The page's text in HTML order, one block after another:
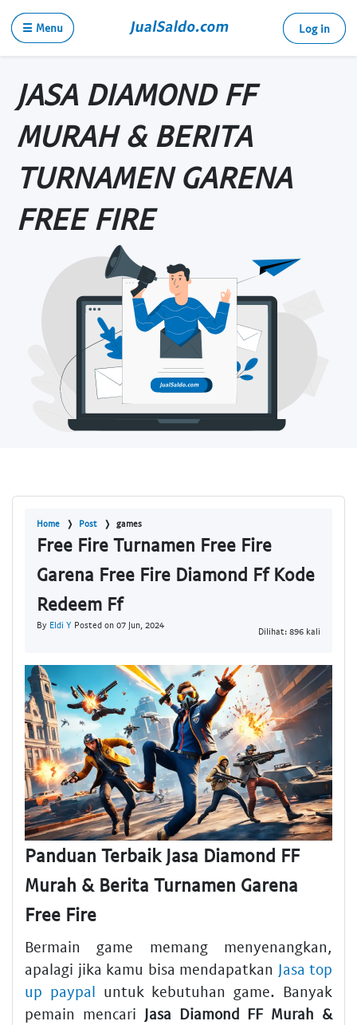
☰ Menu Log in
JASA DIAMOND FF
MURAH & BERITA
TURNAMEN GARENA
FREE FIRE
Home Post games
Free Fire Turnamen Free Fire
Garena Free Fire Diamond Ff Kode
Redeem Ff
By Eldi Y Posted on 07 Jun, 2024
Dilihat: 896 kali
Panduan Terbaik Jasa Diamond FF
Murah & Berita Turnamen Garena
Free Fire
Bermain game memang menyenangkan,
apalagi jika kamu bisa mendapatkan Jasa top
up paypal untuk kebutuhan game. Banyak
pemain mencari Jasa Diamond FF Murah &